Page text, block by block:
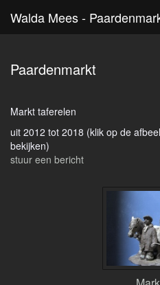
Walda Mees -
Paardenmarkt
Markt taferelen
uit 2012 tot 2018 (klik op de
bekijken)
stuur een bericht